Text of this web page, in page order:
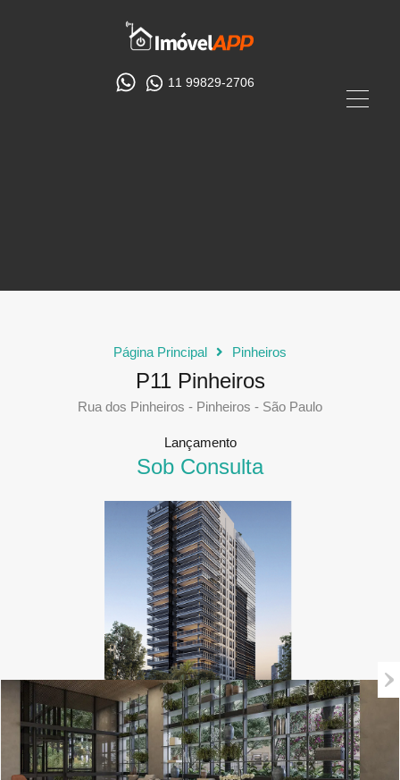
11 99829-2706
Página Principal Pinheiros
P11 Pinheiros
Rua dos Pinheiros - Pinheiros - São Paulo
Lançamento
Sob Consulta